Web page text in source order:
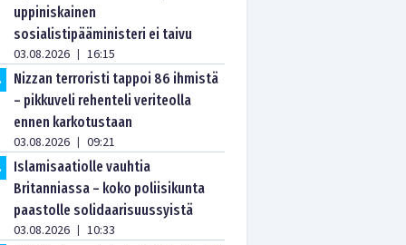
uppiniskainen
sosialistipääministeri ei taivu
03.08.2026 | 16:15
Nizzan terroristi tappoi 86 ihmistä
– pikkuveli rehenteli veriteolla
ennen karkotustaan
03.08.2026 | 09:21
Islamisaatiolle vauhtia
Britanniassa – koko poliisikunta
paastolle solidaarisuussyistä
03.08.2026 | 10:33